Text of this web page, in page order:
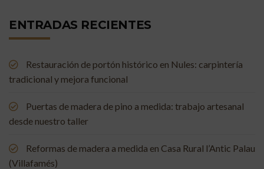
ENTRADAS RECIENTES
Restauración de portón histórico en Nules: carpintería
tradicional y mejora funcional
Puertas de madera de pino a medida: trabajo artesanal
desde nuestro taller
Reformas de madera a medida en Casa Rural l’Antic Palau
(Villafamés)